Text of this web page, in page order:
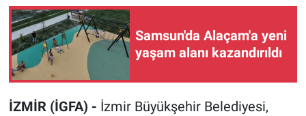
Samsun'da Alaçam'a yeni
yaşam alanı kazandırıldı
İZMİR (İGFA) - İzmir Büyükşehir Belediyesi,